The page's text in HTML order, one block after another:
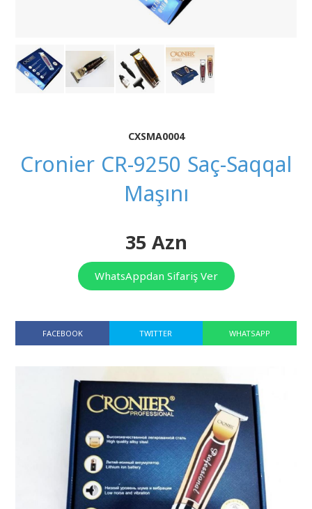
CXSMA0004
Cronier CR-9250 Saç-Saqqal
Maşını
35 Azn
WhatsAppdan Sifariş Ver
FACEBOOK TWITTER WHATSAPP